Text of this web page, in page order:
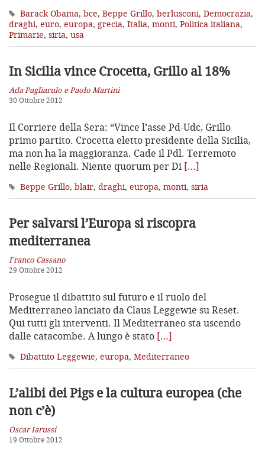
Barack Obama, bce, Beppe Grillo, berlusconi, Democrazia,
draghi, euro, europa, grecia, Italia, monti, Politica italiana,
Primarie, siria, usa
In Sicilia vince Crocetta, Grillo al 18%
Ada Pagliarulo e Paolo Martini
30 Ottobre 2012
Il Corriere della Sera: “Vince l’asse Pd-Udc, Grillo
primo partito. Crocetta eletto presidente della Sicilia,
ma non ha la maggioranza. Cade il Pdl. Terremoto
nelle Regionali. Niente quorum per Di […]
Beppe Grillo, blair, draghi, europa, monti, siria
Per salvarsi l’Europa si riscopra
mediterranea
Franco Cassano
29 Ottobre 2012
Prosegue il dibattito sul futuro e il ruolo del
Mediterraneo lanciato da Claus Leggewie su Reset.
Qui tutti gli interventi. Il Mediterraneo sta uscendo
dalle catacombe. A lungo è stato […]
Dibattito Leggewie, europa, Mediterraneo
L’alibi dei Pigs e la cultura europea (che
non c’è)
Oscar Iarussi
19 Ottobre 2012